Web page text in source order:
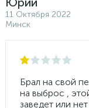
11 Октября 2022
Минск
Брал на свой
на выброс ,
заведет или